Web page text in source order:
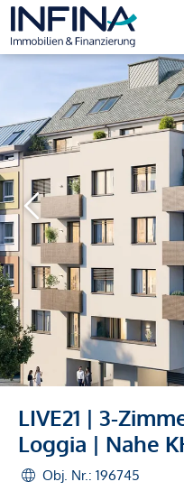
LIVE21 | 3-
Loggia | Nahe
Obj. Nr.: 196745